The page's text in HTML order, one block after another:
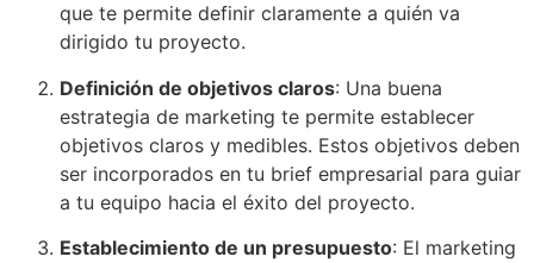
que te permite definir claramente a quién va
dirigido tu proyecto.
Definición de objetivos claros: Una buena
estrategia de marketing te permite establecer
objetivos claros y medibles. Estos objetivos deben
ser incorporados en tu brief empresarial para guiar
a tu equipo hacia el éxito del proyecto.
Establecimiento de un presupuesto: El marketing